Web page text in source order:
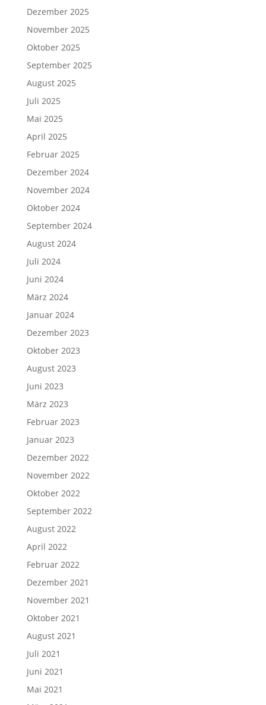
Dezember 2025
November 2025
Oktober 2025
September 2025
August 2025
Juli 2025
Mai 2025
April 2025
Februar 2025
Dezember 2024
November 2024
Oktober 2024
September 2024
August 2024
Juli 2024
Juni 2024
März 2024
Januar 2024
Dezember 2023
Oktober 2023
August 2023
Juni 2023
März 2023
Februar 2023
Januar 2023
Dezember 2022
November 2022
Oktober 2022
September 2022
August 2022
April 2022
Februar 2022
Dezember 2021
November 2021
Oktober 2021
August 2021
Juli 2021
Juni 2021
Mai 2021